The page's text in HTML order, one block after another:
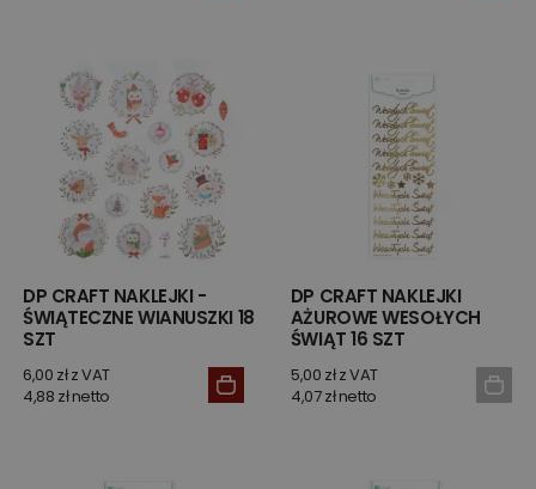
DP CRAFT NAKLEJKI -
ŚWIĄTECZNE WIANUSZKI 18
SZT
6,00 zł z VAT
4,88 zł netto
DP CRAFT NAKLEJKI
AŻUROWE WESOŁYCH
ŚWIĄT 16 SZT
5,00 zł z VAT
4,07 zł netto